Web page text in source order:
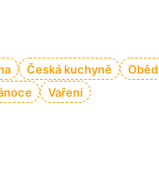
Česká kuchyně
Oběd
Vaření